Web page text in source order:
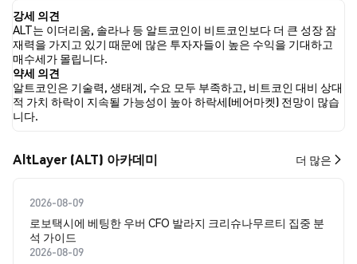
으로, ALT에 대한 뉴스 기사 0건이 게시되었습니다. 트위터에서는
41.67%의 트윗이 강세 감정을, 6.67%의 트윗이 약세 감정을 보였습
니다. 51.67%의 트윗은 ALT에 대해 중립적인 감정을 나타냈습니다.
이 감정 분석은 60개의 트윗을 기반으로 합니다.
강세 의견
ALT는 이더리움, 솔라나 등 알트코인이 비트코인보다 더 큰 성장 잠
재력을 가지고 있기 때문에 많은 투자자들이 높은 수익을 기대하고
매수세가 몰립니다.
약세 의견
알트코인은 기술력, 생태계, 수요 모두 부족하고, 비트코인 대비 상대
적 가치 하락이 지속될 가능성이 높아 하락세(베어마켓) 전망이 많습
니다.
AltLayer (ALT) 아카데미 더 많은
2026-08-09
로보택시에 베팅한 우버 CFO 발라지 크리슈나무르티 집중 분
석 가이드
2026-08-09